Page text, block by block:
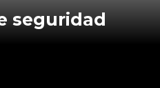
seguridad